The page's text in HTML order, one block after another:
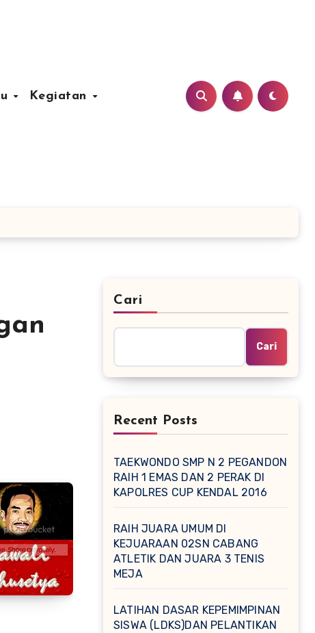
Kegiatan
Cari
Cari
Recent Posts
TAEKWONDO SMP N 2 PEGANDON
RAIH 1 EMAS DAN 2 PERAK DI
KAPOLRES CUP KENDAL 2016
RAIH JUARA UMUM DI
KEJUARAAN 02SN CABANG
ATLETIK DAN JUARA 3 TENIS
MEJA
LATIHAN DASAR KEPEMIMPINAN
SISWA (LDKS)DAN PELANTIKAN